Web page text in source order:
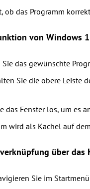
ob das Programm
von Windows
Sie das gewünschte
Sie die obere Leiste
das Fenster los, um es
wird als Kachel auf
über das
Sie im